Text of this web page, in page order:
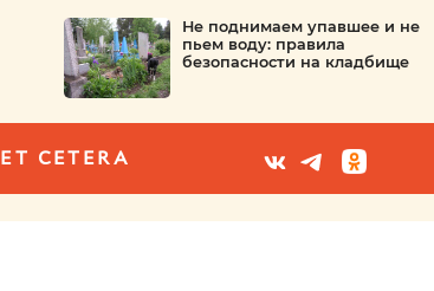
Не поднимаем упавшее и не
пьем воду: правила
безопасности на кладбище
ET CETERA